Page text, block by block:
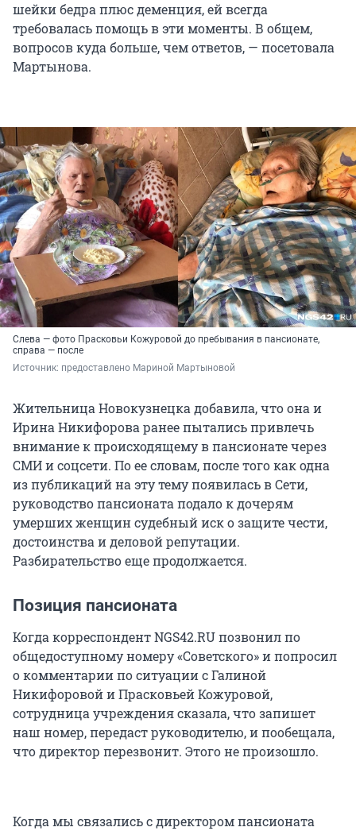
шейки бедра плюс деменция, ей всегда
требовалась помощь в эти моменты. В общем,
вопросов куда больше, чем ответов, — посетовала
Мартынова.
Слева — фото Прасковьи Кожуровой до пребывания в пансионате,
справа — после
Источник: предоставлено Мариной Мартыновой
Жительница Новокузнецка добавила, что она и
Ирина Никифорова ранее пытались привлечь
внимание к происходящему в пансионате через
СМИ и соцсети. По ее словам, после того как одна
из публикаций на эту тему появилась в Сети,
руководство пансионата подало к дочерям
умерших женщин судебный иск о защите чести,
достоинства и деловой репутации.
Разбирательство еще продолжается.
Позиция пансионата
Когда корреспондент NGS42.RU позвонил по
общедоступному номеру «Советского» и попросил
о комментарии по ситуации с Галиной
Никифоровой и Прасковьей Кожуровой,
сотрудница учреждения сказала, что запишет
наш номер, передаст руководителю, и пообещала,
что директор перезвонит. Этого не произошло.
Когда мы связались с директором пансионата